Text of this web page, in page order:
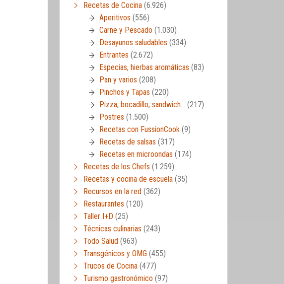
Recetas de Cocina (6.926)
Aperitivos (556)
Carne y Pescado (1.030)
Desayunos saludables (334)
Entrantes (2.672)
Especias, hierbas aromáticas (83)
Pan y varios (208)
Pinchos y Tapas (220)
Pizza, bocadillo, sandwich… (217)
Postres (1.500)
Recetas con FussionCook (9)
Recetas de salsas (317)
Recetas en microondas (174)
Recetas de los Chefs (1.259)
Recetas y cocina de escuela (35)
Recursos en la red (362)
Restaurantes (120)
Taller I+D (25)
Técnicas culinarias (243)
Todo Salud (963)
Transgénicos y OMG (455)
Trucos de Cocina (477)
Turismo gastronómico (97)